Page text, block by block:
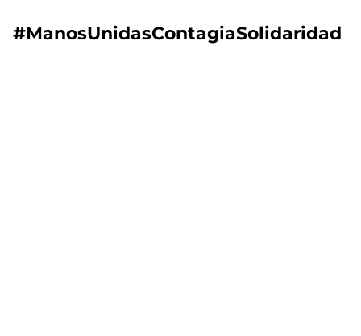
#ManosUnidasContagiaSolidaridad